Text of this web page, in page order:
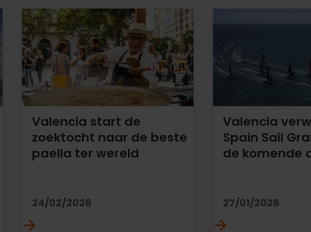
Valencia start de
zoektocht naar de beste
paella ter wereld
24/02/2026
Valencia
Spain Sail
de komende
27/01/2026